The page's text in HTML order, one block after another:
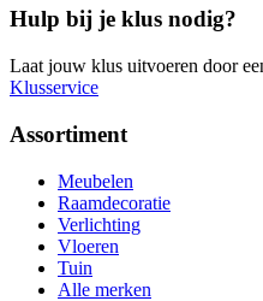
Hulp bij je klus nodig?
Laat jouw klus uitvoeren door
Klusservice
Assortiment
Meubelen
Raamdecoratie
Verlichting
Vloeren
Tuin
Alle merken